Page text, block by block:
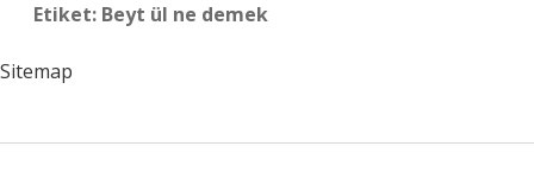
Etiket: Beyt ül ne demek
Sitemap